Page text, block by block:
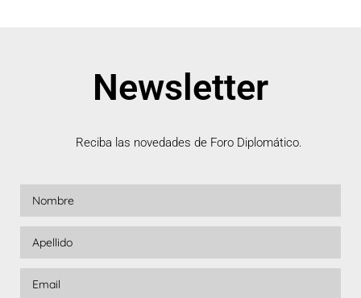
Newsletter
Reciba las novedades de Foro Diplomático.